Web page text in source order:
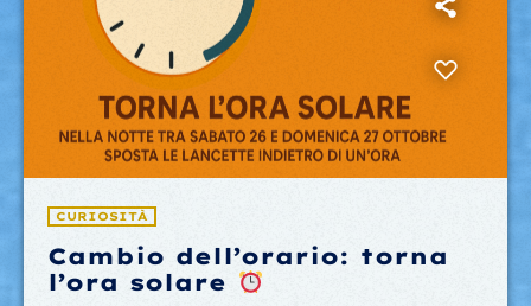
CURIOSITÀ
Cambio dell’orario: torna
l’ora solare